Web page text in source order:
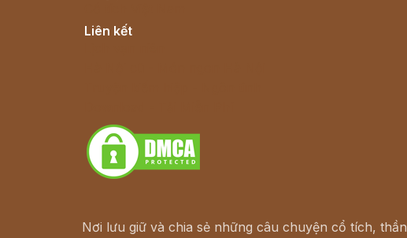
Liên kết
Nơi lưu giữ và chia sẻ những câu chuyện cổ tích, thần